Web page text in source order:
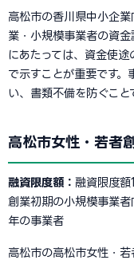
高松市の香川県中小企
業・小規模事業者の資
にあたっては、資金使
で示すことが重要です
い、書類不備を防ぐこと
高松市女性・若者
融資限度額： 融資限度
創業初期の小規模事業
年の事業者
高松市の高松市女性・